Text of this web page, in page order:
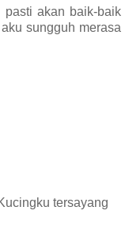
pasti akan baik-baik
sungguh merasa
tersayang